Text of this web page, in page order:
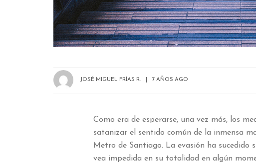
JOSÉ MIGUEL FRÍAS R. 7 AÑOS AGO
Como era de esperarse, una vez más, los
satanizar el sentido común de la inmensa
Metro de Santiago. La evasión ha sucedido
vea impedida en su totalidad en algún